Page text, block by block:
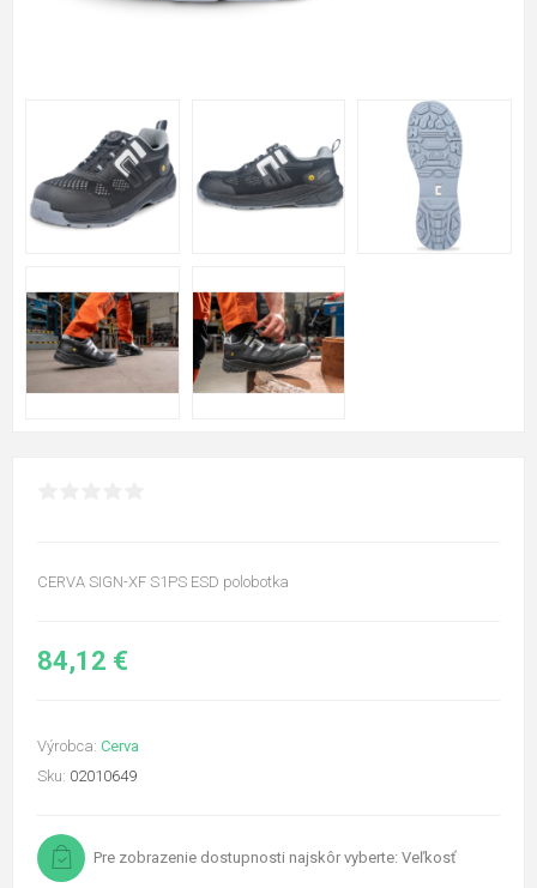
CERVA SIGN-XF S1PS ESD polobotka
84,12 €
Výrobca: Cerva
Sku: 02010649
Pre zobrazenie dostupnosti najskôr vyberte: Veľkosť